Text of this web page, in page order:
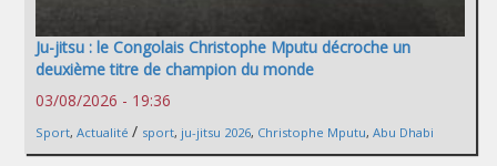
Ju-jitsu : le Congolais Christophe Mputu décroche un
deuxième titre de champion du monde
03/08/2026 - 19:36
Sport, Actualité / sport, ju-jitsu 2026, Christophe Mputu, Abu Dhabi